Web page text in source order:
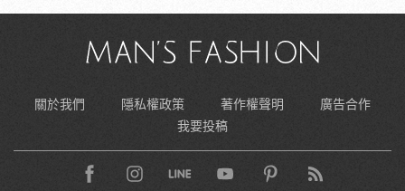
關於我們 隱私權政策 著作權聲明
廣告合作
我要投稿